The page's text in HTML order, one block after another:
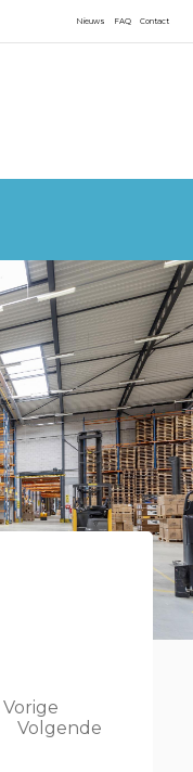
Contact
FAQ
Nieuws
Vorige
Volgende